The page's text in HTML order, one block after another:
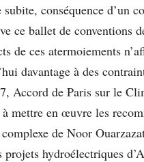
conséquence d’un
ce ballet de conventions
ces atermoiements
davantage à des
Accord de Paris sur le
mettre en œuvre les
de Noor
hydroélectriques